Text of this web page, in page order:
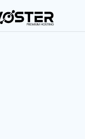
Skip to main content